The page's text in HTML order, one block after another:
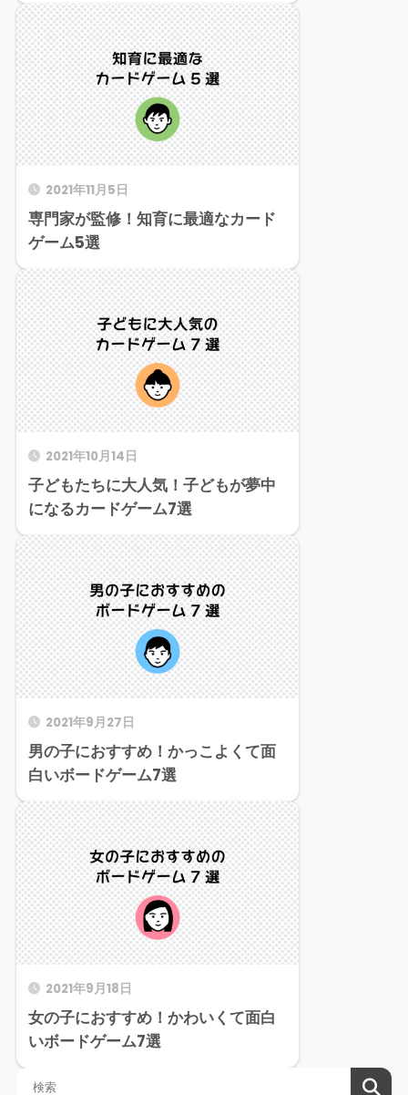
2021年11月5日
専門家が監修！知育に最適なカード
ゲーム5選
2021年10月14日
子どもたちに大人気！子どもが夢中
になるカードゲーム7選
2021年9月27日
男の子におすすめ！かっこよくて面
白いボードゲーム7選
2021年9月18日
女の子におすすめ！かわいくて面白
いボードゲーム7選